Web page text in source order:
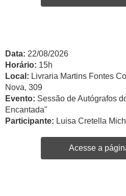
Data: 22/08/2026
Horário: 15h
Local: Livraria Martins Fontes
Nova, 309
Evento: Sessão de Autógrafos
Encantada"
Participante: Luisa Cretella
Acesse a